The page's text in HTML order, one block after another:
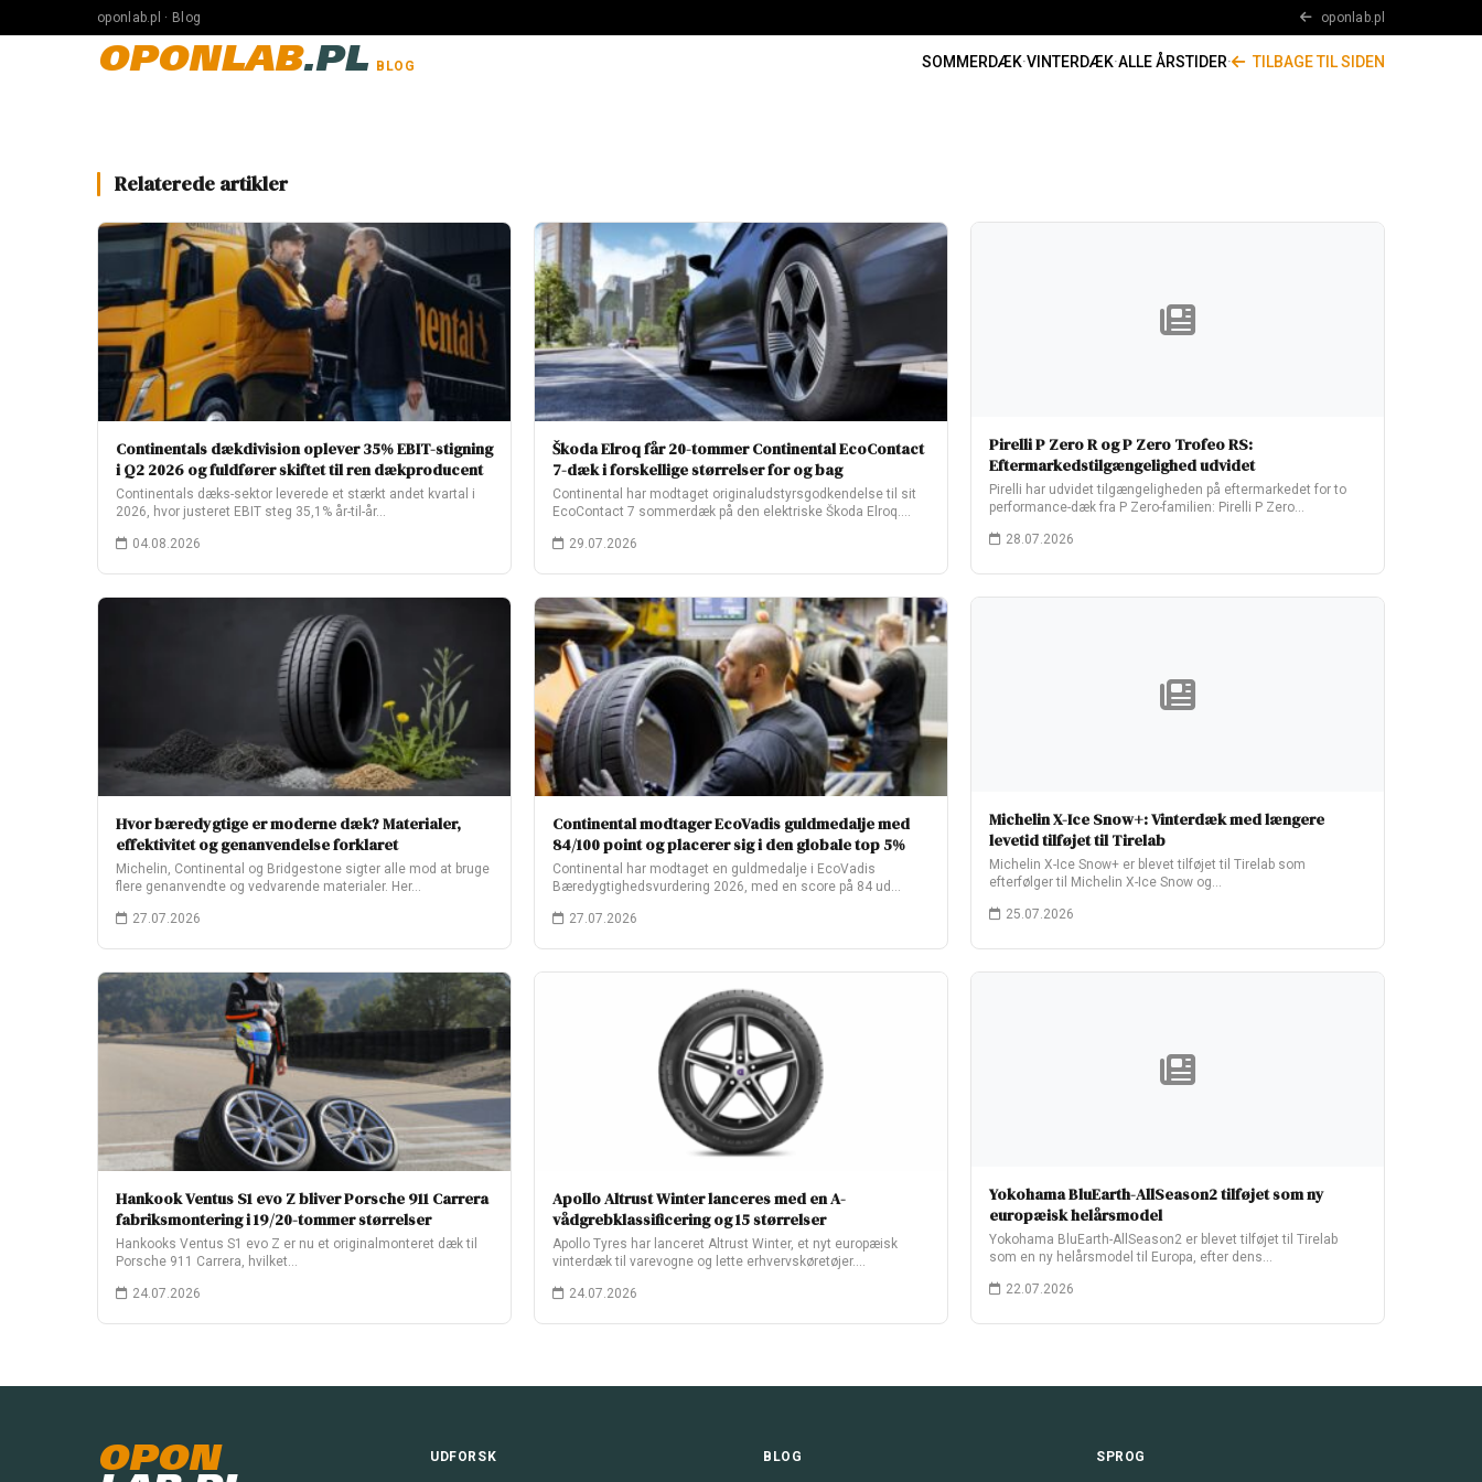
oponlab.pl · Blog oponlab.pl
OPONLAB.PL BLOG SOMMERDÆK·VINTERDÆK·ALLE ÅRSTIDER· TILBAGE TIL SIDEN
Relaterede artikler
Continentals dækdivision oplever 35% EBIT-stigning
i Q2 2026 og fuldfører skiftet til ren dækproducent
Continentals dæks-sektor leverede et stærkt andet kvartal i
2026, hvor justeret EBIT steg 35,1% år-til-år…
04.08.2026
Škoda Elroq får 20-tommer Continental EcoContact
7-dæk i forskellige størrelser for og bag
Continental har modtaget originaludstyrsgodkendelse til sit
EcoContact 7 sommerdæk på den elektriske Škoda Elroq.
29.07.2026
Pirelli P Zero R og P Zero Trofeo RS:
Eftermarkedstilgængelighed udvidet
Pirelli har udvidet tilgængeligheden på eftermarkedet for to
performance-dæk fra P Zero-familien: Pirelli P Zero…
28.07.2026
Hvor bæredygtige er moderne dæk? Materialer,
effektivitet og genanvendelse forklaret
Michelin, Continental og Bridgestone sigter alle mod at bruge
flere genanvendte og vedvarende materialer. Her…
27.07.2026
Continental modtager EcoVadis guldmedalje med
84/100 point og placerer sig i den globale top 5%
Continental har modtaget en guldmedalje i EcoVadis
Bæredygtighedsvurdering 2026, med en score på 84 ud…
27.07.2026
Michelin X-Ice Snow+: Vinterdæk med længere
levetid tilføjet til Tirelab
Michelin X-Ice Snow+ er blevet tilføjet til Tirelab som
efterfølger til Michelin X-Ice Snow og…
25.07.2026
Hankook Ventus S1 evo Z bliver Porsche 911 Carrera
fabriksmontering i 19/20-tommer størrelser
Hankooks Ventus S1 evo Z er nu et originalmonteret dæk til
Porsche 911 Carrera, hvilket…
24.07.2026
Apollo Altrust Winter lanceres med en A-
vådgrebklassificering og 15 størrelser
Apollo Tyres har lanceret Altrust Winter, et nyt europæisk
vinterdæk til varevogne og lette erhvervskøretøjer.…
24.07.2026
Yokohama BluEarth-AllSeason2 tilføjet som ny
europæisk helårsmodel
Yokohama BluEarth-AllSeason2 er blevet tilføjet til Tirelab
som en ny helårsmodel til Europa, efter dens…
22.07.2026
OPON
UDFORSK BLOG SPROG